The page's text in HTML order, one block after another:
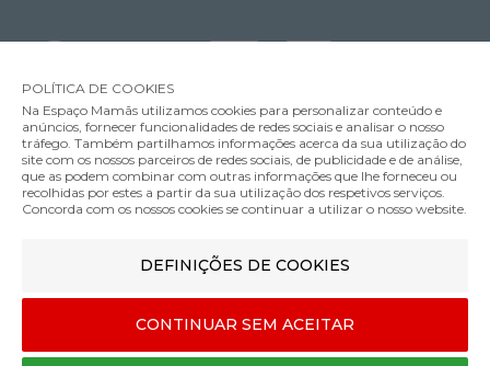
Cor
MÉTODOS DE ENVIO
MÉTODOS DE PAGAMENTO
POLÍTICA DE COOKIES
Na Espaço Mamãs utilizamos cookies para personalizar conteúdo e
anúncios, fornecer funcionalidades de redes sociais e analisar o nosso
tráfego. Também partilhamos informações acerca da sua utilização do
site com os nossos parceiros de redes sociais, de publicidade e de análise,
que as podem combinar com outras informações que lhe forneceu ou
recolhidas por estes a partir da sua utilização dos respetivos serviços.
Concorda com os nossos cookies se continuar a utilizar o nosso website.
DEFINIÇÕES DE COOKIES
CONTINUAR SEM ACEITAR